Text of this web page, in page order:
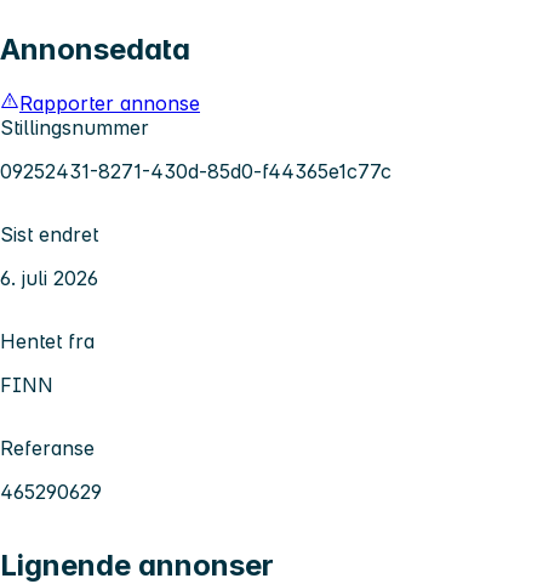
Annonsedata
Rapporter annonse
Stillingsnummer
09252431-8271-430d-85d0-f44365e1c77c
Sist endret
6. juli 2026
Hentet fra
FINN
Referanse
465290629
Lignende annonser